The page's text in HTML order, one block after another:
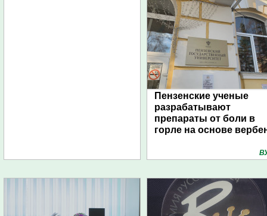
Пензенские ученые
разрабатывают
препараты от боли в
горле на основе